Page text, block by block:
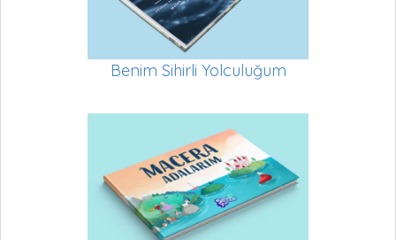
Benim Sihirli Yolculuğum